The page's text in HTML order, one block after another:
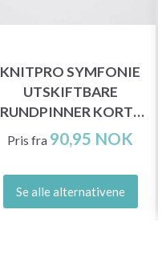
KNITPRO SYMFONIE
UTSKIFTBARE
RUNDPINNER KORTE
(3.00-12.00 MM)
Pris fra 90,95 NOK
Se alle alternativene